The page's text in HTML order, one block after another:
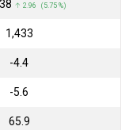
↑ 2.96 (5.75 %)
₹1,433
-4.4
-5.6
65.9